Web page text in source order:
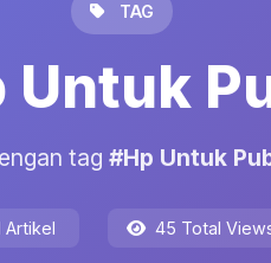
TAG
Untuk
tag #Hp Untuk
Artikel 45 Total